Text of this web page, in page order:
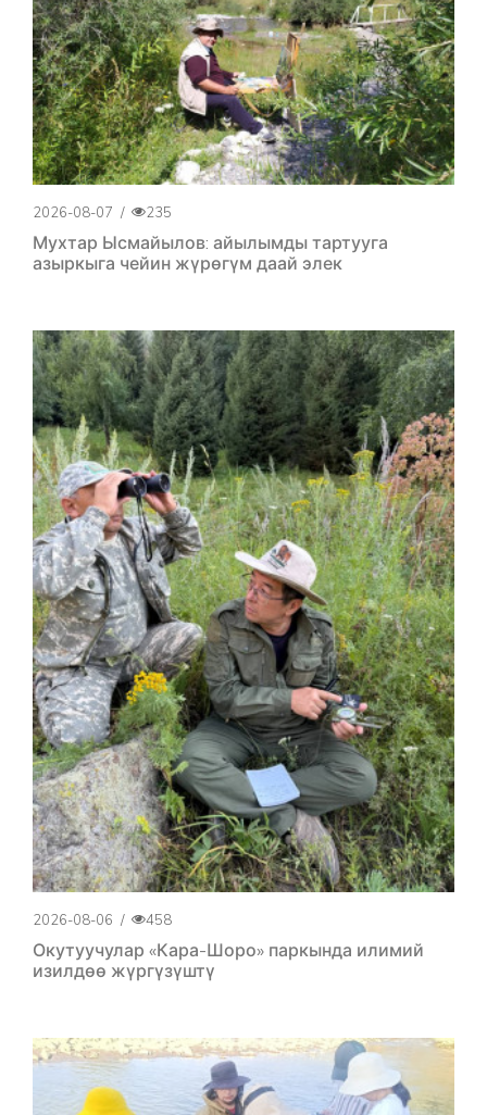
2026-08-07 / 235
Мухтар Ысмайылов: айылымды тартууга
азыркыга чейин жүрөгүм даай элек
2026-08-06 / 458
Окутуучулар «Кара-Шоро» паркында илимий
изилдөө жүргүзүштү